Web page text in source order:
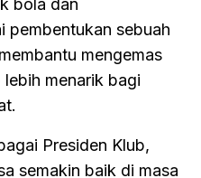
pembentukan sebuah
mengemas
lebih menarik bagi
Presiden Klub,
semakin baik di masa